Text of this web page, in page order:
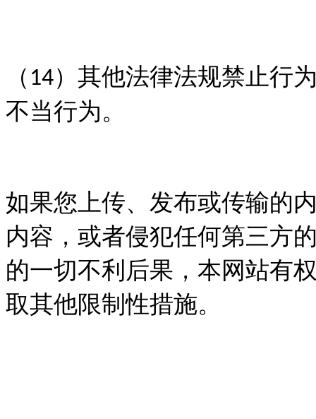
（ 14）其他法律法规禁止行
不当行为。
如果您上传、发布或传输的
内容，或者侵犯任何第三方
的一切不利后果，本网站有
取其他限制性措施。